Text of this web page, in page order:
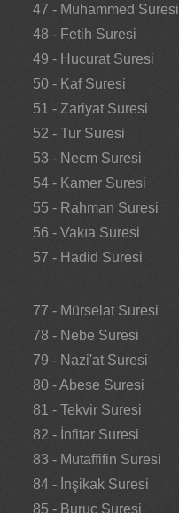
47 - Muhammed Suresi
48 - Fetih Suresi
49 - Hucurat Suresi
50 - Kaf Suresi
51 - Zariyat Suresi
52 - Tur Suresi
53 - Necm Suresi
54 - Kamer Suresi
55 - Rahman Suresi
56 - Vakıa Suresi
57 - Hadid Suresi
77 - Mürselat Suresi
78 - Nebe Suresi
79 - Nazi'at Suresi
80 - Abese Suresi
81 - Tekvir Suresi
82 - İnfitar Suresi
83 - Mutaffifin Suresi
84 - İnşikak Suresi
85 - Buruc Suresi